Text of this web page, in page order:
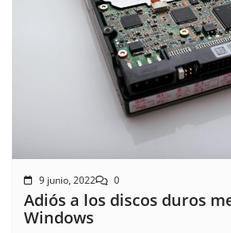
9 junio, 2022 0
Adiós a los discos duros
Windows